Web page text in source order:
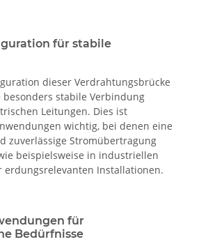
für stabile
dieser Verdrahtungsbrücke
stabile Verbindung
Leitungen. Dies ist
wichtig, bei denen eine
zuverlässige Stromübertragung
beispielsweise in industriellen
erdungsrelevanten Installationen.
für
Bedürfnisse